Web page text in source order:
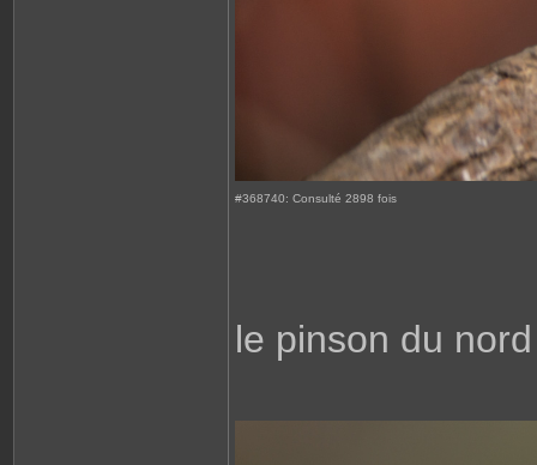
#368740: Consulté 2898 fois
le pinson du nord